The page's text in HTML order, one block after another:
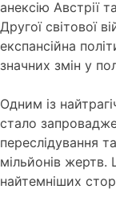
анексію Австрії
Другої світової
експансійна
значних змін у
Одним із
стало
переслідування
мільйонів жертв.
найтемніших